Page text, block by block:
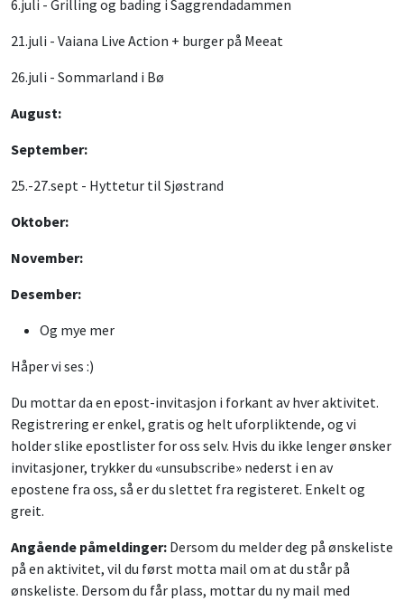
6.juli - Grilling og bading i Saggrendadammen
21.juli - Vaiana Live Action + burger på Meeat
26.juli - Sommarland i Bø
August:
September:
25.-27.sept - Hyttetur til Sjøstrand
Oktober:
November:
Desember:
Og mye mer
Håper vi ses :)
Du mottar da en epost-invitasjon i forkant av hver aktivitet.
Registrering er enkel, gratis og helt uforpliktende, og vi
holder slike epostlister for oss selv. Hvis du ikke lenger ønsker
invitasjoner, trykker du «unsubscribe» nederst i en av
epostene fra oss, så er du slettet fra registeret. Enkelt og
greit.
Angående påmeldinger: Dersom du melder deg på ønskeliste
på en aktivitet, vil du først motta mail om at du står på
ønskeliste. Dersom du får plass, mottar du ny mail med